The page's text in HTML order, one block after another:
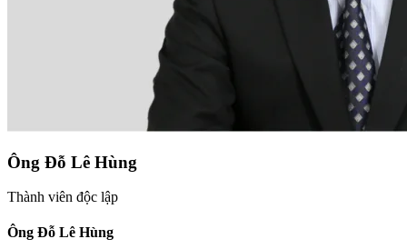
Ông Đỗ Lê Hùng
Thành viên độc lập
Ông Đỗ Lê Hùng